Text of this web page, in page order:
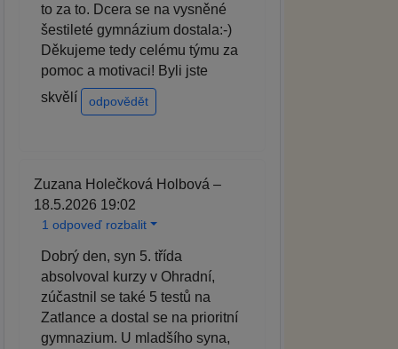
to za to. Dcera se na vysněné
šestileté gymnázium dostala:-)
Děkujeme tedy celému týmu za
pomoc a motivaci! Byli jste
skvělí
odpovědět
Zuzana Holečková Holbová –
18.5.2026 19:02
1 odpoveď rozbalit
Dobrý den, syn 5. třída
absolvoval kurzy v Ohradní,
zúčastnil se také 5 testů na
Zatlance a dostal se na prioritní
gymnazium. U mladšího syna,